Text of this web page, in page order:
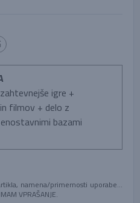
igre +
filmov + delo z
bazami
namena/primernosti uporabe...
VPRAŠANJE.